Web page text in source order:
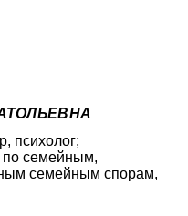
психолог;
по семейным,
семейным спорам,